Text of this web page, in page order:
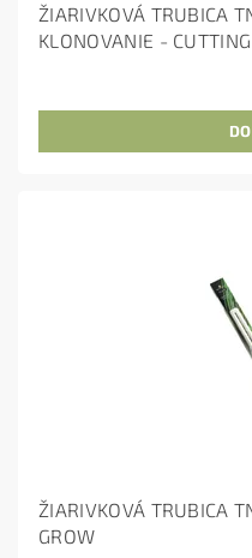
ŽIARIVKOVÁ TRUBICA
KLONOVANIE - CUTTING
ŽIARIVKOVÁ TRUBICA
GROW